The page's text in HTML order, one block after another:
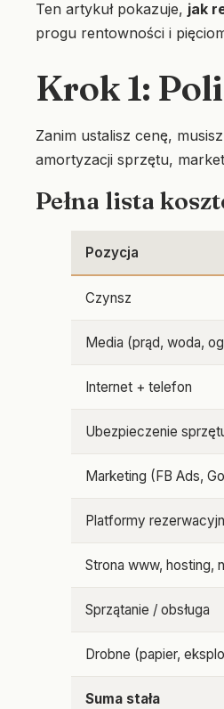
Ten artykuł pokazuje, jak
progu rentowności i
Krok 1:
Zanim ustalisz cenę,
amortyzacji sprzętu,
Pełna lista
Pozycja
Czynsz
Media (prąd, woda,
Internet + telefon
Ubezpieczenie
Marketing (FB Ads,
Platformy
Strona www, hosting,
Sprzątanie / obsługa
Drobne (papier,
Suma stała